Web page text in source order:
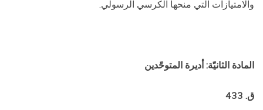
والامتيازات التي منحها الكرسي الرسولي.
المادة الثانيّة: أديرة المتوحّدين
ق. 433